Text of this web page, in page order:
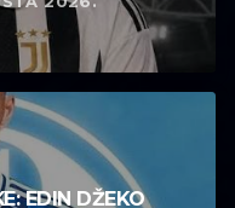
EDIN DŽEKO